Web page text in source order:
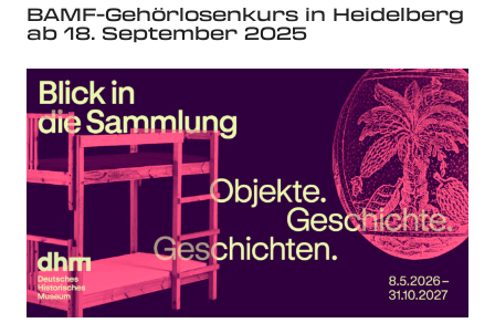
BAMF-Gehörlosenkurs in Heidelberg
ab 18. September 2025